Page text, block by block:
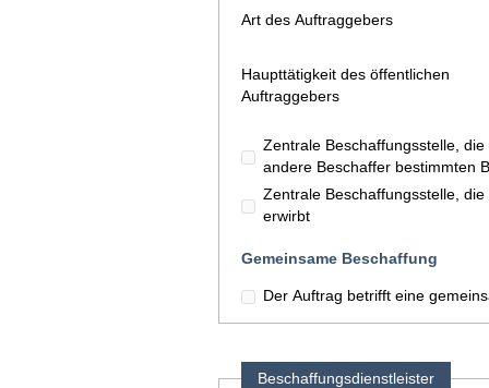
Art des Auftraggebers
Haupttätigkeit des öffentlichen
Auftraggebers
Zentrale Beschaffungsstelle,
andere Beschaffer bestimmten
Zentrale Beschaffungsstelle,
erwirbt
Gemeinsame Beschaffung
Der Auftrag betrifft eine
Beschaffungsdienstleister